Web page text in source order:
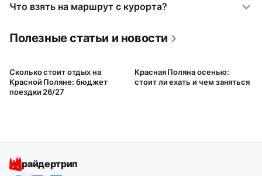
Что взять на маршрут с курорта?
Полезные статьи и новости
Сколько стоит отдых на
Красной Поляне: бюджет
поездки 26/27
Красная Поляна осенью:
стоит ли ехать и чем заняться
райдертрип